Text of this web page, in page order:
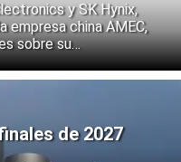
y SK Hynix,
empresa china AMEC,
sobre su
que se están preparando
a la
de 2027